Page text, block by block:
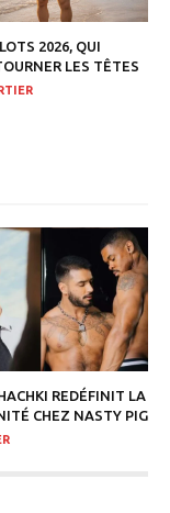
2026, QUI
LES TÊTES
REDÉFINIT LA
CHEZ NASTY PIG